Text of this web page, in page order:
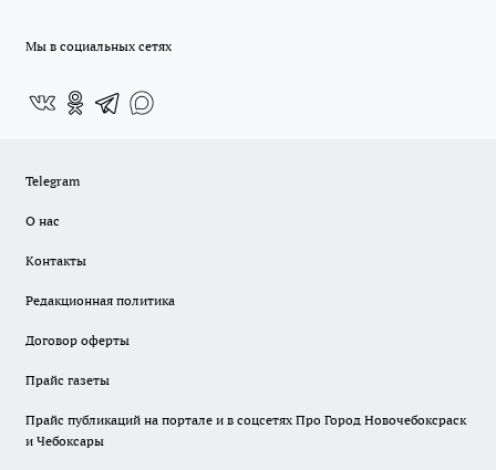
Мы в социальных сетях
Telegram
О нас
Контакты
Редакционная политика
Договор оферты
Прайс газеты
Прайс публикаций на портале и в соцсетях Про Город Новочебоксраск
и Чебоксары